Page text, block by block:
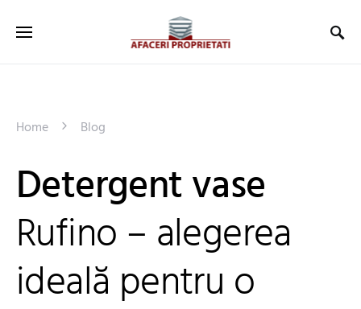
Home Blog
Detergent vase
Rufino – alegerea
ideală pentru o